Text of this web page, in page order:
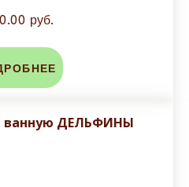
руб.
ванную ДЕЛЬФИНЫ